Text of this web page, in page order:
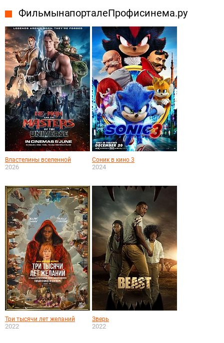
Фильмы на портале Профисинема.ру
Властелины вселенной
2026
Соник в кино 3
2024
Три тысячи лет желаний
2022
Зверь
2022